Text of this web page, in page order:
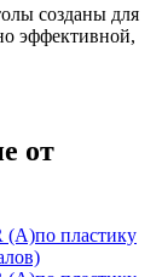
созданы для
эффективной,
от